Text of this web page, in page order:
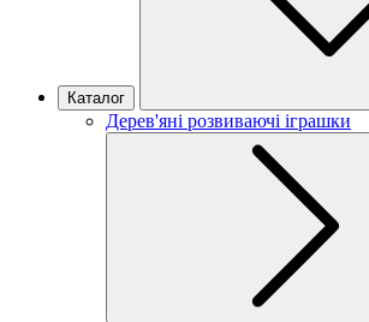
Каталог
Дерев'яні розвиваючі іграшки